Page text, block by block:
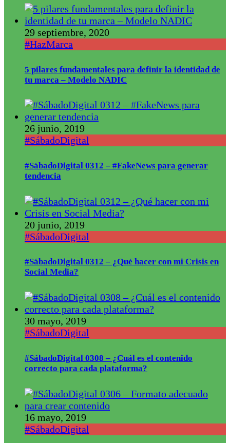
29 septiembre, 2020
#HazMarca
5 pilares fundamentales para definir la identidad de
tu marca – Modelo NADIC
26 junio, 2019
#SábadoDigital
#SábadoDigital 0312 – #FakeNews para generar
tendencia
20 junio, 2019
#SábadoDigital
#SábadoDigital 0312 – ¿Qué hacer con mi Crisis en
Social Media?
30 mayo, 2019
#SábadoDigital
#SábadoDigital 0308 – ¿Cuál es el contenido
correcto para cada plataforma?
16 mayo, 2019
#SábadoDigital